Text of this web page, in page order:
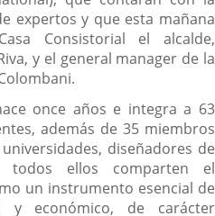
expertos y que esta mañana
Consistorial el alcalde,
y el general manager de la
once años e integra a 63
además de 35 miembros
diseñadores de
todos ellos comparten el
un instrumento esencial de
y económico, de carácter